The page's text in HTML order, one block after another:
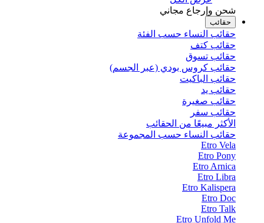
شحن وإرجاع مجاني
حقائب
حقائب النساء حسب الفئة
حقائب كتف
حقائب تسوق
حقائب كروس بودي (عبر الجسم)
حقائب الباكيت
حقائب يد
حقائب صغيرة
حقائب سفر
الأكثر مبيعًا من الحقائب
حقائب النساء حسب المجموعة
Etro Vela
Etro Pony
Etro Arnica
Etro Libra
Etro Kalispera
Etro Doc
Etro Talk
Etro Unfold Me